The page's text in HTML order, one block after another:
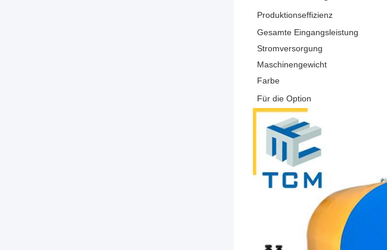
Produktionseffizienz
Gesamte Eingangsleistung
Stromversorgung
Maschinengewicht
Farbe
Für die Option